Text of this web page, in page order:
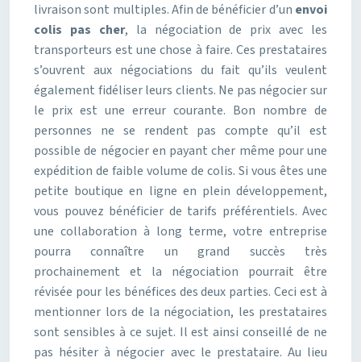
livraison sont multiples. Afin de bénéficier d’un envoi
colis pas cher, la négociation de prix avec les
transporteurs est une chose à faire. Ces prestataires
s’ouvrent aux négociations du fait qu’ils veulent
également fidéliser leurs clients. Ne pas négocier sur
le prix est une erreur courante. Bon nombre de
personnes ne se rendent pas compte qu’il est
possible de négocier en payant cher même pour une
expédition de faible volume de colis. Si vous êtes une
petite boutique en ligne en plein développement,
vous pouvez bénéficier de tarifs préférentiels. Avec
une collaboration à long terme, votre entreprise
pourra connaître un grand succès très
prochainement et la négociation pourrait être
révisée pour les bénéfices des deux parties. Ceci est à
mentionner lors de la négociation, les prestataires
sont sensibles à ce sujet. Il est ainsi conseillé de ne
pas hésiter à négocier avec le prestataire. Au lieu